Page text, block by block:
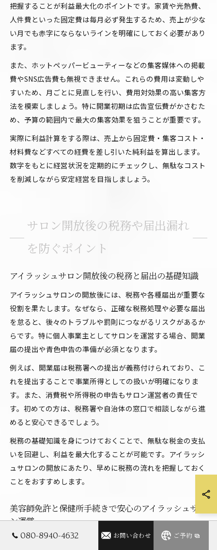
把握することが利益最大化のポイントです。家賃や光熱費、
人件費といった固定費は毎月必ず発生するため、売上が少な
い月でも赤字にならないラインを明確にしておく必要があり
ます。
また、ホットペッパービューティーなどの集客媒体への掲載
費やSNS広告費も無視できません。これらの費用は変動しや
すいため、月ごとに見直しを行い、費用対効果の高い集客方
法を模索しましょう。特に開業初期は広告宣伝費がかさむた
め、予算の範囲内で最大の集客効果を狙うことが重要です。
実際に利益計算をする際は、売上から固定費・集客コスト・
材料費などすべての経費を差し引いた純利益を算出します。
数字をもとに経営状況を定期的にチェックし、無駄なコスト
を削減しながら安定経営を目指しましょう。
サロン開放後の税務や届出漏れ
を防ぐポイント
アイラッシュサロン開放後の税務と届出の基礎知識
アイラッシュサロンの開放後には、税務や各種届出が重要な
役割を果たします。なぜなら、正確な税務処理や必要な届出
を怠ると、後々のトラブルや罰則につながるリスクがあるか
らです。特に個人事業主としてサロンを運営する場合、開業
届の提出や青色申告の準備が必須となります。
例えば、開業届は税務署への提出が義務付けられており、こ
れを提出することで事業所得としての扱いが明確になりま
す。また、消費税や所得税の申告もサロン運営者の責任で
す。初めての方は、税務署や自治体の窓口で相談しながら進
めると安心できるでしょう。
税務の基礎知識を身につけておくことで、無駄な税金の支払
いを回避し、利益を最大化することが可能です。アイラッシ
ュサロンの開放にあたり、早めに税務の流れを把握しておく
ことをおすすめします。
美容師免許と保健所手続きで安心のアイラッシュサロ
ン運営
アイラッシュサロンを開放する際には、美容師免許の取得と
080-8940-4632 お問い合わせ ご予約